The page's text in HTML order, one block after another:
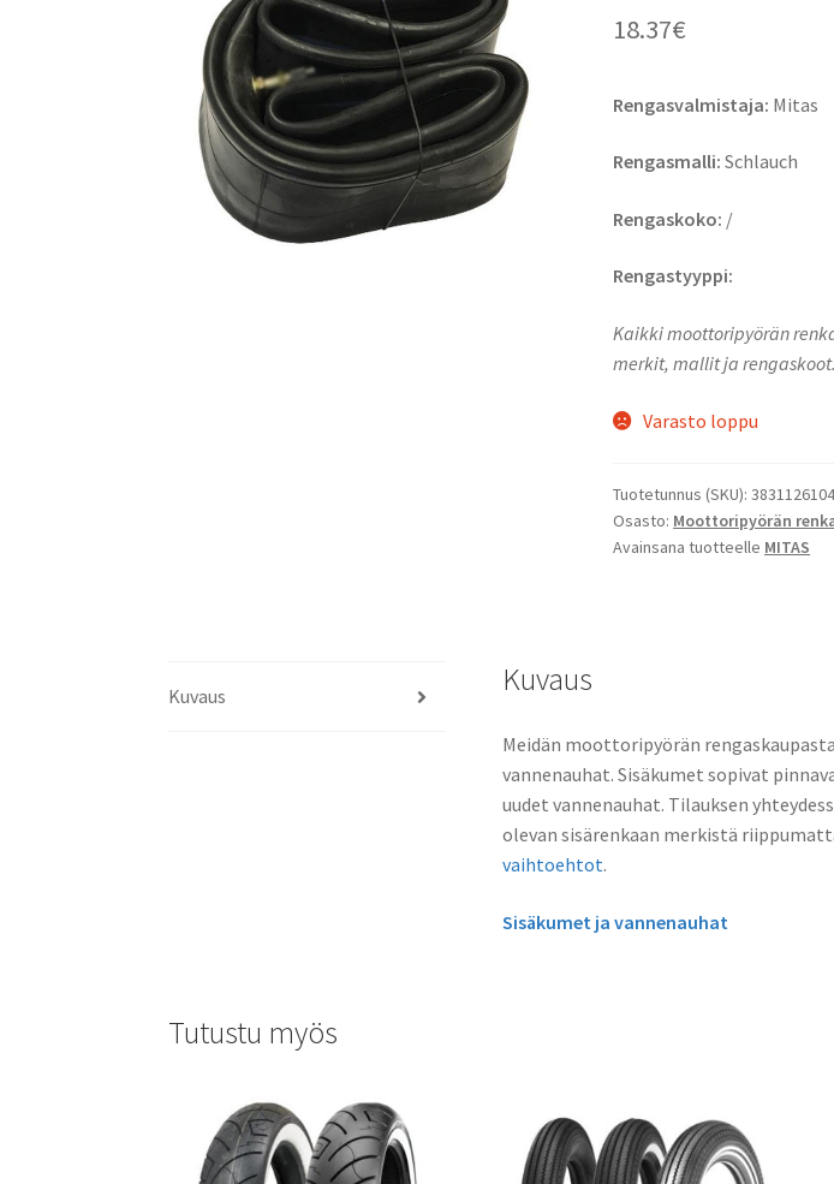
18.37€
Rengasvalmistaja: Mitas
Rengasmalli: Schlauch
Rengaskoko: /
Rengastyyppi:
Kaikki moottoripyörän
merkit, mallit ja rengaskoot.
Varasto loppu
Tuotetunnus (SKU):
Osasto: Moottoripyörän
Avainsana tuotteelle MITAS
Kuvaus Kuvaus
Meidän moottoripyörän
vannenauhat. Sisäkumet sopivat
uudet vannenauhat. Tilauksen
olevan sisärenkaan merkistä
vaihtoehtot.
Sisäkumet ja vannenauhat
Tutustu myös